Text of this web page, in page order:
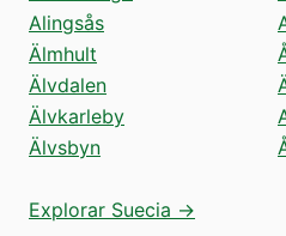
Alingsås
Älmhult
Älvdalen
Älvkarleby
Älvsbyn
Explorar Suecia →